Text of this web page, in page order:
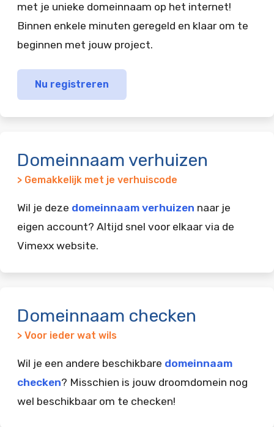
met je unieke domeinnaam op het internet!
Binnen enkele minuten geregeld en klaar om te
beginnen met jouw project.
Nu registreren
Domeinnaam verhuizen
> Gemakkelijk met je verhuiscode
Wil je deze domeinnaam verhuizen naar je
eigen account? Altijd snel voor elkaar via de
Vimexx website.
Domeinnaam checken
> Voor ieder wat wils
Wil je een andere beschikbare domeinnaam
checken? Misschien is jouw droomdomein nog
wel beschikbaar om te checken!